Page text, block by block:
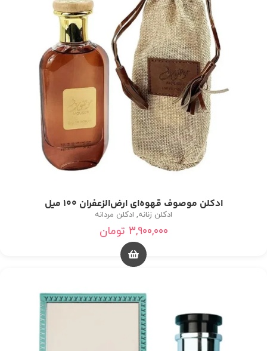
ادکلن موصوف قهوه‌ای ارض‌الزعفران 100 میل
ادکلن زنانه, ادکلن مردانه
3,900,000 تومان